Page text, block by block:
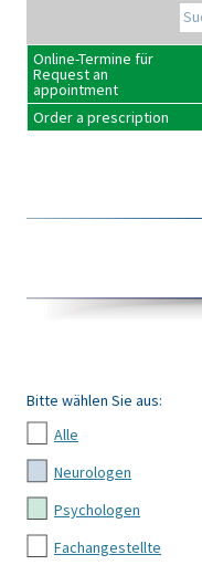
Online-Termine für
Request an
appointment
Order a prescription
Bitte wählen Sie aus:
Alle
Neurologen
Psychologen
Fachangestellte